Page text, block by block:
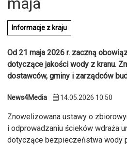
Informacje z kraju
Od 21 maja 2026 r. zaczną
dotyczące jakości wody z kranu.
dostawców, gminy i zarządców
News4Media 14.05.2026 10:50
Znowelizowana ustawy o
i odprowadzaniu ścieków wdraża
dotyczące bezpieczeństwa wody